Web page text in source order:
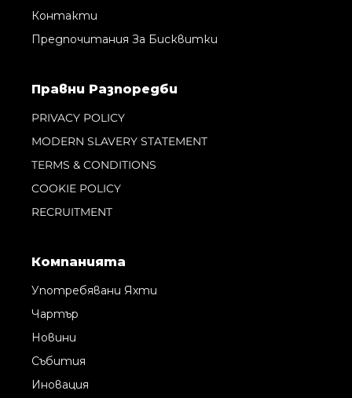
Контакти
Предпочитания За Бисквитки
Правни Pазпоредби
PRIVACY POLICY
MODERN SLAVERY STATEMENT
TERMS & CONDITIONS
COOKIE POLICY
RECRUITMENT
Компанията
Употребявани Яхти
Чартър
Новини
Събития
Иновация